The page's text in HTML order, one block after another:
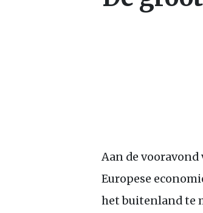
Aan de
Europese
het buitenland te